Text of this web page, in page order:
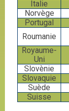
Italie
Norvège
Portugal
Roumanie
Royaume-
Uni
Slovènie
Slovaquie
Suède
Suisse